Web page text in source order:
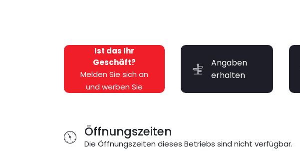
Ist das Ihr
Geschäft?
Melden Sie sich an
und werben Sie
Angaben
erhalten
Öffnungszeiten
Die Öffnungszeiten dieses Betriebs sind nicht verfügbar.